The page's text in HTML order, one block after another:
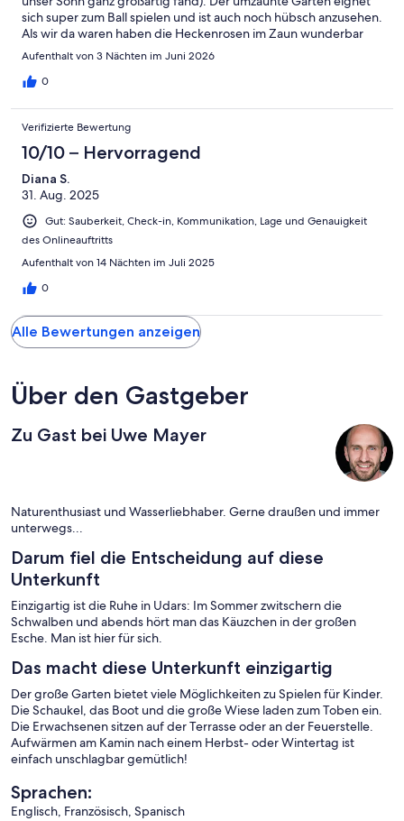
sich super zum Ball spielen und ist auch noch hübsch anzusehen.
Als wir da waren haben die Heckenrosen im Zaun wunderbar
geblüht.Alle Fenster und die Terrassentür verfügen über
sitzen will, aber am besten Mückenspray nicht vergessen.Der
wir uns schnell zurecht gefunden haben und eine sehr schöne
Zeit hatten. Vielen Dank dafür!
Aufenthalt von 3 Nächten im Juni 2026
0
Verifizierte Bewertung
10/10 – Hervorragend
Diana S.
31. Aug. 2025
Gut: Sauberkeit, Check-in, Kommunikation, Lage und Genauigkeit
des Onlineauftritts
Aufenthalt von 14 Nächten im Juli 2025
0
Alle Bewertungen anzeigen
Über den Gastgeber
Zu Gast bei Uwe Mayer
Naturenthusiast und Wasserliebhaber. Gerne draußen und immer
unterwegs...
Darum fiel die Entscheidung auf diese
Unterkunft
Einzigartig ist die Ruhe in Udars: Im Sommer zwitschern die
Schwalben und abends hört man das Käuzchen in der großen
Esche. Man ist hier für sich.
Das macht diese Unterkunft einzigartig
Der große Garten bietet viele Möglichkeiten zu Spielen für Kinder.
Die Schaukel, das Boot und die große Wiese laden zum Toben ein.
Die Erwachsenen sitzen auf der Terrasse oder an der Feuerstelle.
Aufwärmen am Kamin nach einem Herbst- oder Wintertag ist
einfach unschlagbar gemütlich!
Sprachen:
Englisch, Französisch, Spanisch